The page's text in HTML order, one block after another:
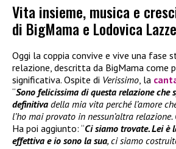
Vita insieme, musica e
di BigMama e Lodovica
Oggi la coppia convive e vive una fase
relazione, descritta da BigMama come
significativa. Ospite di Verissimo, la
“Sono felicissima di questa relazione che
definitiva della mia vita perché l’amore
l’ho mai provato in nessun’altra
Ha poi aggiunto: “Ci siamo trovate. Lei è
effettiva e io sono la sua, ci siamo